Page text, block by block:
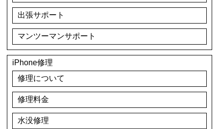
出張サポート
マンツーマンサポート
iPhone修理
修理について
修理料金
水没修理